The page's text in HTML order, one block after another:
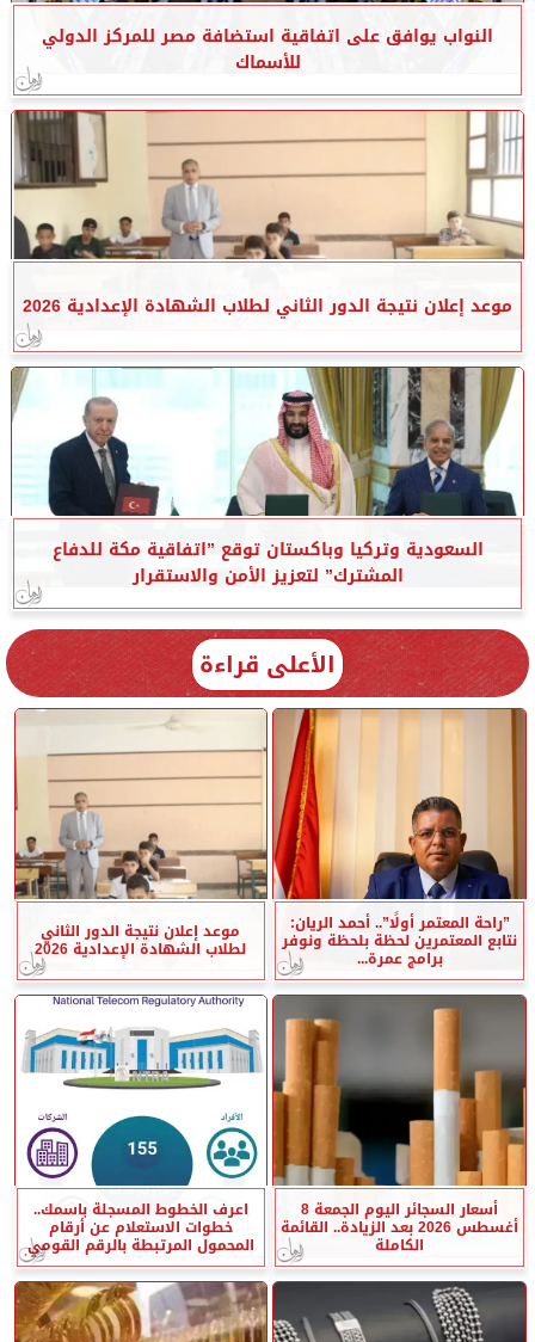
النواب يوافق على اتفاقية استضافة مصر للمركز الدولي
للأسماك
موعد إعلان نتيجة الدور الثاني لطلاب الشهادة الإعدادية 2026
السعودية وتركيا وباكستان توقع ”اتفاقية مكة للدفاع
المشترك” لتعزيز الأمن والاستقرار
الأعلى قراءة
”راحة المعتمر أولًا”.. أحمد الريان:
نتابع المعتمرين لحظة بلحظة ونوفر
برامج عمرة...
موعد إعلان نتيجة الدور الثاني
لطلاب الشهادة الإعدادية 2026
أسعار السجائر اليوم الجمعة 8
أغسطس 2026 بعد الزيادة.. القائمة
الكاملة
اعرف الخطوط المسجلة باسمك..
خطوات الاستعلام عن أرقام
المحمول المرتبطة بالرقم القومي